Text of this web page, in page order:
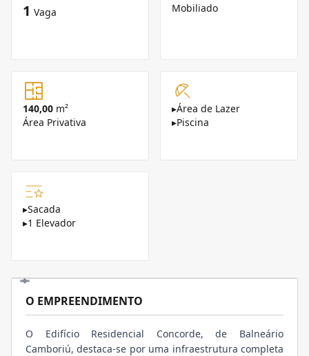
1 Vaga Mobiliado
140,00 m²
Área Privativa
▸Área de Lazer
▸Piscina
▸Sacada
▸1 Elevador
O EMPREENDIMENTO
O Edifício Residencial Concorde, de Balneário
Camboriú, destaca-se por uma infraestrutura completa